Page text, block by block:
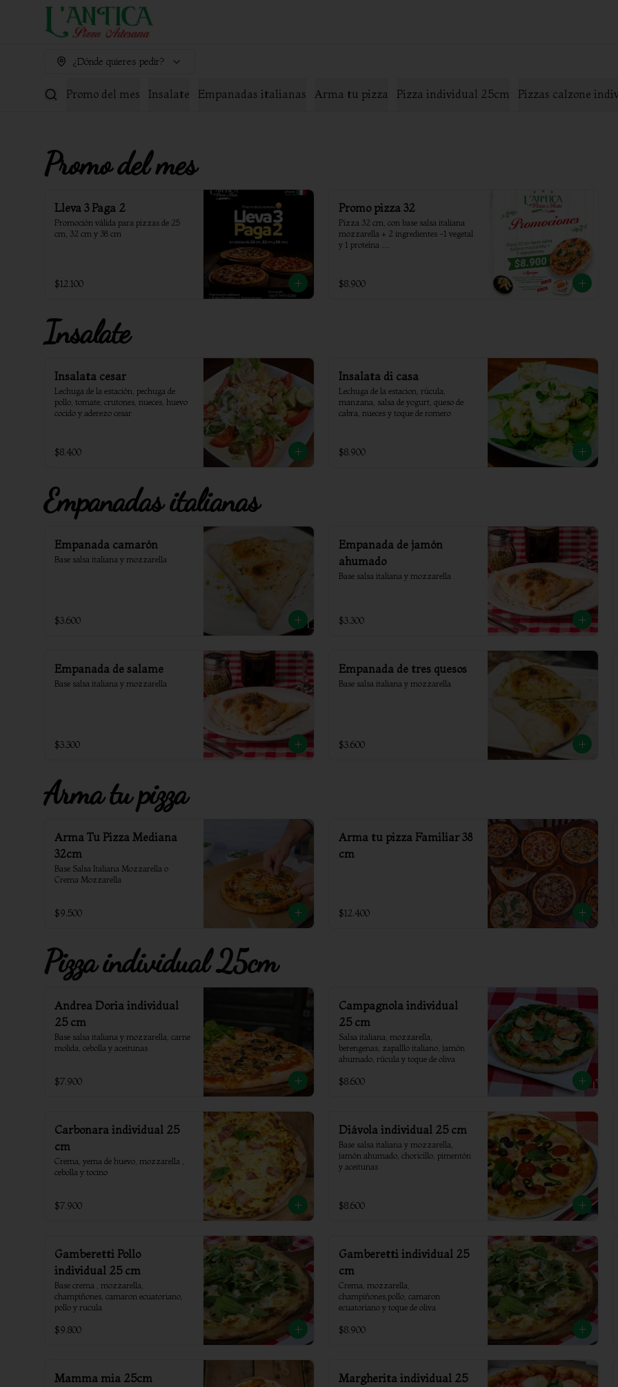
¿Dónde quieres pedir?
Promo del mes Insalate Empanadas italianas Arma tu pizza Pizza individual 25cm Pizzas calzone
Promo del mes
Lleva 3 Paga 2
Promoción válida para pizzas de 25
cm, 32 cm y 38 cm
$12.100
Promo pizza 32
Pizza 32 cm, con base salsa italiana
mozzarella + 2 ingredientes -1 vegetal
y 1 proteína
$8.900
Insalate
Insalata cesar
Lechuga de la estación, pechuga de
pollo, tomate, crutones, nueces, huevo
cocido y aderezo cesar
$8.400
Insalata di casa
Lechuga de la estacion, rúcula,
manzana, salsa de yogurt, queso de
cabra, nueces y toque de romero
$8.900
Empanadas italianas
Empanada camarón
Base salsa italiana y mozzarella
$3.600
Empanada de jamón
ahumado
Base salsa italiana y mozzarella
$3.300
Empanada de salame
Base salsa italiana y mozzarella
$3.300
Empanada de tres quesos
Base salsa italiana y mozzarella
$3.600
Arma tu pizza
Arma Tu Pizza Mediana
32cm
Base Salsa Italiana Mozzarella o
Crema Mozzarella
$9.500
Arma tu pizza Familiar 38
cm
$12.400
Pizza individual 25cm
Andrea Doria individual
25 cm
Base salsa italiana y mozzarella, carne
molida, cebolla y aceitunas
$7.900
Campagnola individual
25 cm
Salsa italiana, mozzarella,
berengenas, zapalllo italiano, jamón
ahumado, rúcula y toque de oliva
$8.600
Carbonara individual 25
cm
Crema, yema de huevo, mozzarella ,
cebolla y tocino
$7.900
Diávola individual 25 cm
Base salsa italiana y mozzarella,
jamón ahumado, choricillo, pimentón
y aceitunas
$8.600
Gamberetti Pollo
individual 25 cm
Base crema , mozzarella,
champiñones, camaron ecuatoriano,
pollo y rucula
$9.800
Gamberetti individual 25
cm
Crema, mozzarella,
champiñones,pollo, camaron
ecuatoriano y toque de oliva
$8.900
Mamma mia 25cm
Margherita individual 25